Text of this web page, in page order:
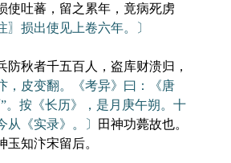
吐蕃，留之累年，竟病死虏
〗损出使见上卷六年。〕
秋者千五百人，盗库财溃归，
，皮变翻。《考异》曰：《唐
。按《长历》，是月庚午朔。十
从《实录》。〕
田神功薨故也。
玉知汴宋留后。